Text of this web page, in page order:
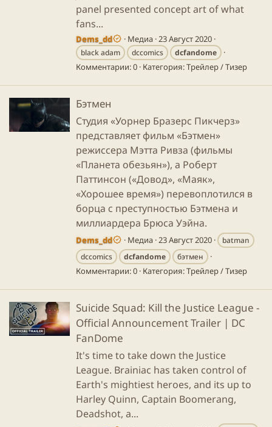
panel presented concept art of what
fans...
Dems_dd Медиа 23 Август 2020
black adam dccomics dcfandome
Комментарии: 0 Категория: Трейлер / Тизер
Бэтмен
Студия «Уорнер Бразерс Пикчерз»
представляет фильм «Бэтмен»
режиссера Мэтта Ривза (фильмы
«Планета обезьян»), а Роберт
Паттинсон («Довод», «Маяк»,
«Хорошее время») перевоплотился в
борца с преступностью Бэтмена и
миллиардера Брюса Уэйна.
Dems_dd Медиа 23 Август 2020
batman
dccomics
dcfandome бэтмен
Комментарии: 0 Категория: Трейлер / Тизер
Suicide Squad: Kill the Justice League -
Official Announcement Trailer | DC
FanDome
It's time to take down the Justice
League. Brainiac has taken control of
Earth's mightiest heroes, and its up to
Harley Quinn, Captain Boomerang,
Deadshot, a...